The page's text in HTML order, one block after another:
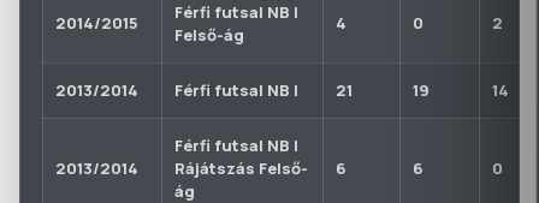
2014/2015
Férfi futsal NB I
Felső-ág
4 0 2
2013/2014 Férfi futsal NB I 21 19 14
2013/2014
Férfi futsal NB I
Rájátszás Felső-
ág
6 6 0